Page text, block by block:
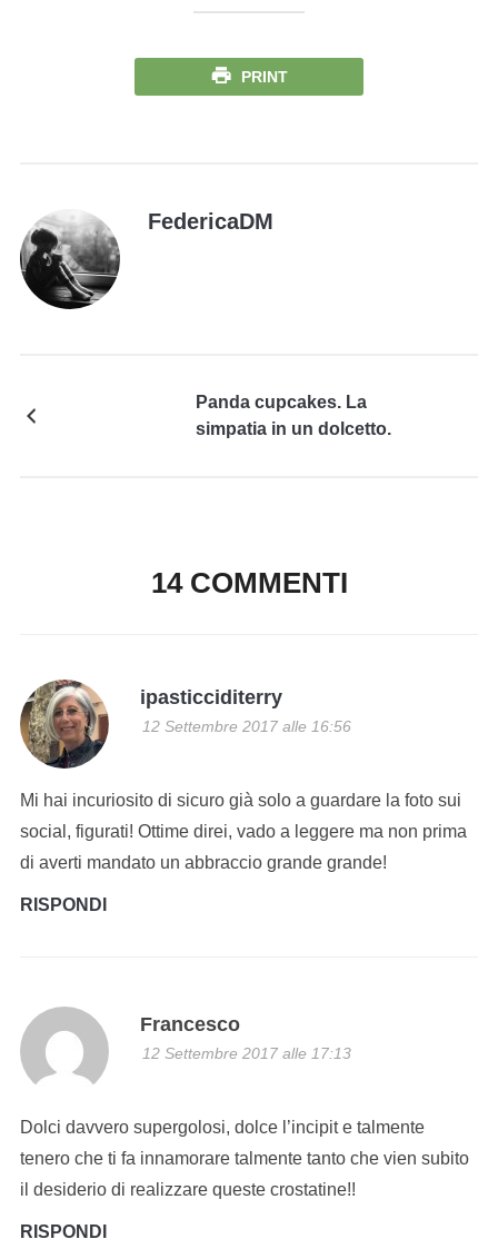
PRINT
FedericaDM
Panda cupcakes. La
simpatia in un dolcetto.
14 COMMENTI
ipasticciditerry
12 Settembre 2017 alle 16:56
Mi hai incuriosito di sicuro già solo a guardare la foto sui
social, figurati! Ottime direi, vado a leggere ma non prima
di averti mandato un abbraccio grande grande!
RISPONDI
Francesco
12 Settembre 2017 alle 17:13
Dolci davvero supergolosi, dolce l’incipit e talmente
tenero che ti fa innamorare talmente tanto che vien subito
il desiderio di realizzare queste crostatine!!
RISPONDI